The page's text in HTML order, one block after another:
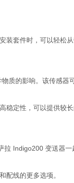
套件时，可以轻松从
质的影响。该传感
定性，可以提供较长
Indigo200 变送器
配线的更多选项。